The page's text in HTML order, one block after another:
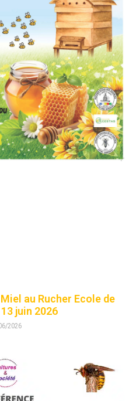
au Rucher Ecole de
juin 2026
2026